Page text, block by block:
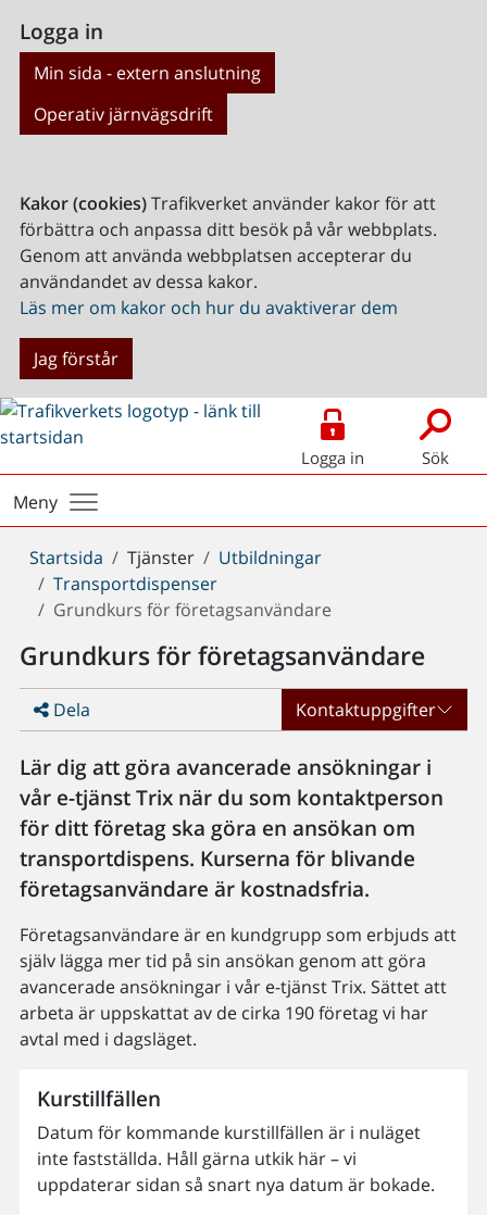
Logga in
Min sida - extern anslutning
Operativ järnvägsdrift
Kakor (cookies)Trafikverket använder kakor för att
förbättra och anpassa ditt besök på vår webbplats.
Genom att använda webbplatsen accepterar du
användandet av dessa kakor.
Läs mer om kakor och hur du avaktiverar dem
Jag förstår
Logga in Sök
Meny
Du
är
här:
Startsida Tjänster
Utbildningar
Transportdispenser
Grundkurs för företagsanvändare
Grundkurs för företagsanvändare
Dela Kontaktuppgifter
Lär dig att göra avancerade ansökningar i
vår e-tjänst Trix när du som kontaktperson
för ditt företag ska göra en ansökan om
transportdispens. Kurserna för blivande
företagsanvändare är kostnadsfria.
Företagsanvändare är en kundgrupp som erbjuds att
själv lägga mer tid på sin ansökan genom att göra
avancerade ansökningar i vår e-tjänst Trix. Sättet att
arbeta är uppskattat av de cirka 190 företag vi har
avtal med i dagsläget.
Kurstillfällen
Datum för kommande kurstillfällen är i nuläget
inte fastställda. Håll gärna utkik här – vi
uppdaterar sidan så snart nya datum är bokade.